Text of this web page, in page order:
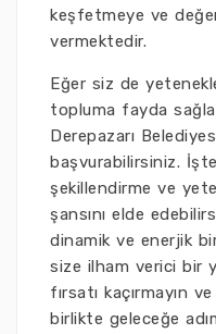
keşfetmeye ve
vermektedir.
Eğer siz de
topluma fayda
Derepazarı
başvurabilirsiniz.
şekillendirme ve
şansını elde
dinamik ve enerjik
size ilham verici bir
fırsatı kaçırmayın
birlikte geleceğe